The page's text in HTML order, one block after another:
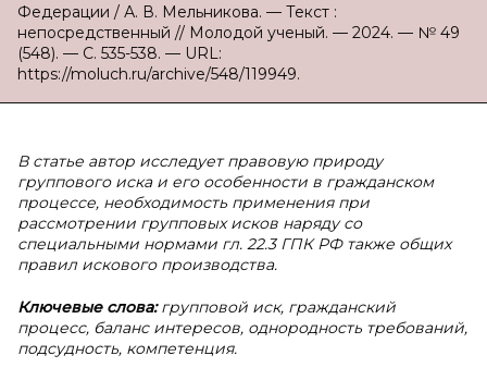
Федерации / А. В. Мельникова. — Текст :
непосредственный // Молодой ученый. — 2024. — № 49
(548). — С. 535-538. — URL:
https://moluch.ru/archive/548/119949.
В статье автор исследует правовую природу
группового иска и его особенности в гражданском
процессе, необходимость применения при
рассмотрении групповых исков наряду со
специальными нормами гл. 22.3 ГПК РФ также общих
правил искового производства.
Ключевые слова:групповой иск, гражданский
процесс, баланс интересов, однородность требований,
подсудность, компетенция.